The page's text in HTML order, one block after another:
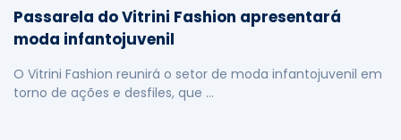
Passarela do Vitrini Fashion apresentará
moda infantojuvenil
O Vitrini Fashion reunirá o setor de moda infantojuvenil em
torno de ações e desfiles, que …